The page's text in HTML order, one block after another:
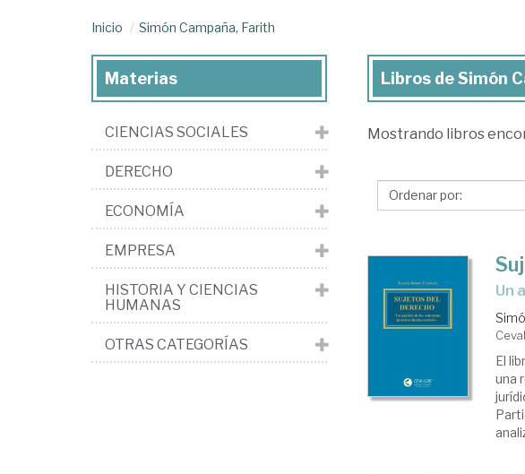
Inicio Simón Campaña, Farith
Libros
Simón
Farith
Libros de Simón
Mostrando libros
El
una
Materias
CIENCIAS SOCIALES
DERECHO
ECONOMÍA
EMPRESA
HISTORIA Y CIENCIAS
HUMANAS
OTRAS CATEGORÍAS